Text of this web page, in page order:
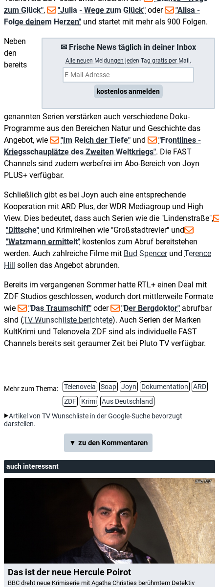
zum Glück", "Julia - Wege zum Glück" oder
"Alisa -
Folge deinem Herzen" und startet mit mehr als 900 Folgen.
✉ Frische News täglich in deiner Inbox
Alle neuen Meldungen jeden Tag gratis per Mail.
kostenlos anmelden
Neben
den
bereits
genannten Serien verstärken auch verschiedene Doku-
Programme aus den Bereichen Natur und Geschichte das
Angebot, wie
"Im Reich der Tiefe" und
"Frontlines -
Kriegsschauplätze des Zweiten Weltkriegs". Die FAST
Channels sind zudem werbefrei im Abo-Bereich von Joyn
PLUS+ verfügbar.
Schließlich gibt es bei Joyn auch eine entsprechende
Kooperation mit ARD Plus, der WDR Mediagroup und High
View. Dies bedeutet, dass auch Serien wie die "Lindenstraße",
"Dittsche" und Krimireihen wie "Großstadtrevier" und
"Watzmann ermittelt" kostenlos zum Abruf bereitstehen
werden. Auch zahlreiche Filme mit Bud Spencerund Terence
Hill sollen das Angebot abrunden.
Bereits im vergangenen Sommer hatte RTL+ einen Deal mit
ZDF Studios geschlossen, wodurch dort mittlerweile Formate
wie
"Das Traumschiff" oder "Der Bergdoktor" abrufbar
sind (TV Wunschliste berichtete). Auch Serien der Marken
KultKrimi und Telenovela ZDF sind als individuelle FAST
Channels bereits seit geraumer Zeit bei Pluto TV verfügbar.
Mehr zum Thema: Telenovela Soap Joyn Dokumentation
ARD
ZDF
Krimi
Aus Deutschland
Artikel von TV Wunschliste in der Google-Suche bevorzugt
darstellen.
▼ zu den Kommentaren
auch interessant
ITV
Das ist der neue Hercule Poirot
BBC dreht neue Krimiserie mit Agatha Christies berühmtem Detektiv